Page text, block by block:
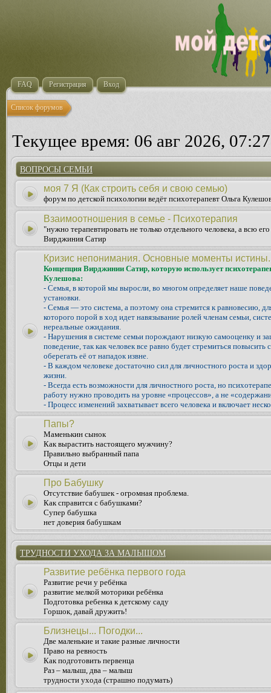
FAQ Регистрация Вход
Список форумов
Текущее время: 06 авг 2026, 07:27
ВОПРОСЫ СЕМЬИ
моя 7 Я (Как строить себя и свою семью)
форум по детской психологии ведёт психотерапевт Ольга
Взаимоотношения в семье - Психотерапия
"нужно терапевтировать не только отдельного человека, а всю
Вирджиния Сатир
Кризис непонимания. Основные моменты истины.
Концепция Вирджинии Сатир, которую использует
Кулешова:
- Семья, в которой мы выросли, во многом определяет наше
установки.
- Семья — это система, а поэтому она стремится к равновесию,
которого порой в ход идет навязывание ролей членам семьи,
нереальные ожидания.
- Нарушения в системе семьи порождают низкую самооценку и
поведение, так как человек все равно будет стремиться повысить
оберегать её от нападок извне.
- В каждом человеке достаточно сил для личностного роста и
жизни.
- Всегда есть возможности для личностного роста, но
работу нужно проводить на уровне «процессов», а не
- Процесс изменений захватывает всего человека и включает
Папы?
Маменькин сынок
Как вырастить настоящего мужчину?
Правильно выбранный папа
Отцы и дети
Про Бабушку
Отсутствие бабушек - огромная проблема.
Как справится с бабушками?
Супер бабушка
нет доверия бабушкам
ТРУДНОСТИ УХОДА ЗА МАЛЫШОМ
Развитие ребёнка первого года
Развитие речи у ребёнка
развитие мелкой моторики ребёнка
Подготовка ребенка к детскому саду
Горшок, давай дружить!
Близнецы... Погодки...
Две маленькие и такие разные личности
Право на ревность
Как подготовить первенца
Раз – малыш, два – малыш
трудности ухода (страшно подумать)